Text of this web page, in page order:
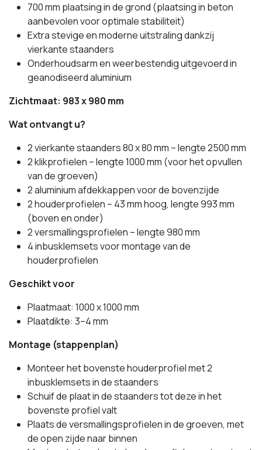
700 mm plaatsing in de grond (plaatsing in beton
aanbevolen voor optimale stabiliteit)
Extra stevige en moderne uitstraling dankzij
vierkante staanders
Onderhoudsarm en weerbestendig uitgevoerd in
geanodiseerd aluminium
Zichtmaat: 983 x 980 mm
Wat ontvangt u?
2 vierkante staanders 80 x 80 mm – lengte 2500 mm
2 klikprofielen – lengte 1000 mm (voor het opvullen
van de groeven)
2 aluminium afdekkappen voor de bovenzijde
2 houderprofielen – 43 mm hoog, lengte 993 mm
(boven en onder)
2 versmallingsprofielen – lengte 980 mm
4 inbusklemsets voor montage van de
houderprofielen
Geschikt voor
Plaatmaat: 1000 x 1000 mm
Plaatdikte: 3–4 mm
Montage (stappenplan)
Monteer het bovenste houderprofiel met 2
inbusklemsets in de staanders
Schuif de plaat in de staanders tot deze in het
bovenste profiel valt
Plaats de versmallingsprofielen in de groeven, met
de open zijde naar binnen